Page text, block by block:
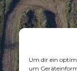
Um dir ein
um